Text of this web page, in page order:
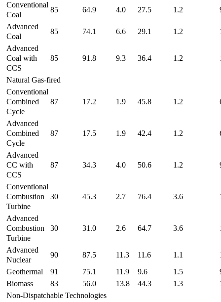
Conventional
Coal
85 64.9 4.0 27.5 1.2
Advanced
Coal
85 74.1 6.6 29.1 1.2
Advanced
Coal with
CCS
85 91.8 9.3 36.4 1.2
Natural Gas-fired
Conventional
Combined
Cycle
87 17.2 1.9 45.8 1.2
Advanced
Combined
Cycle
87 17.5 1.9 42.4 1.2
Advanced
CC with
CCS
87 34.3 4.0 50.6 1.2
Conventional
Combustion
Turbine
30 45.3 2.7 76.4 3.6
Advanced
Combustion
Turbine
30 31.0 2.6 64.7 3.6
Advanced
Nuclear
90 87.5 11.3 11.6 1.1
Geothermal
91 75.1 11.9 9.6 1.5
Biomass
83 56.0 13.8 44.3 1.3
Non-Dispatchable Technologies